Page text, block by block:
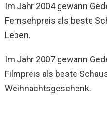
Im Jahr 2004 gewann
Fernsehpreis als beste
Leben.
Im Jahr 2007 gewann
Filmpreis als beste
Weihnachtsgeschenk.